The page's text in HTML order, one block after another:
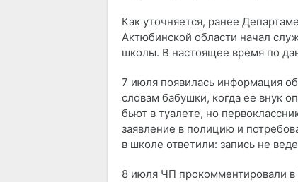
Как уточняется, ранее
Актюбинской области начал
школы. В настоящее время по
7 июля появилась информация
словам бабушки, когда ее внук
бьют в туалете, но
заявление в полицию и
в школе ответили: запись не
8 июля ЧП прокомментировали в